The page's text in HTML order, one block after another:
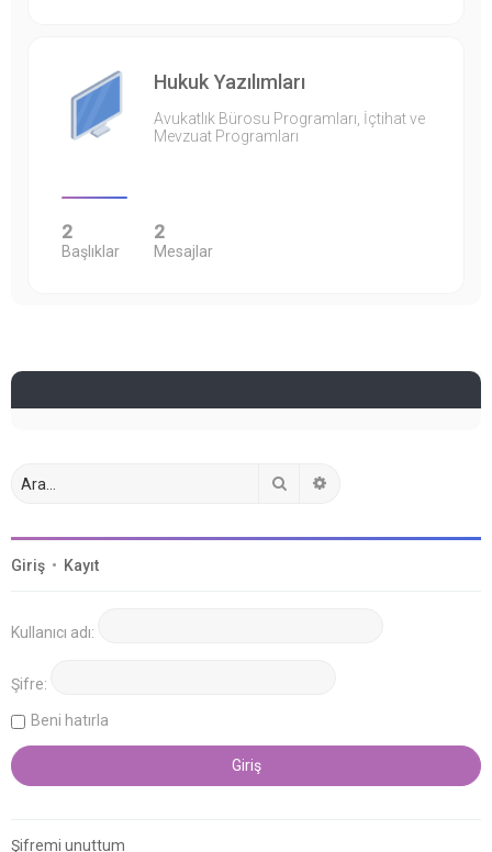
Hukuk Yazılımları
Avukatlık Bürosu Programları, İçtihat ve
Mevzuat Programları
2
Başlıklar
2
Mesajlar
Giriş • Kayıt
Kullanıcı adı:
Şifre:
Beni hatırla
Şifremi unuttum